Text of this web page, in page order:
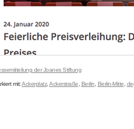
der Joanes Stiftung
mit:Ackerplatz, Ackerstraße Berlin Berlin-Mitte